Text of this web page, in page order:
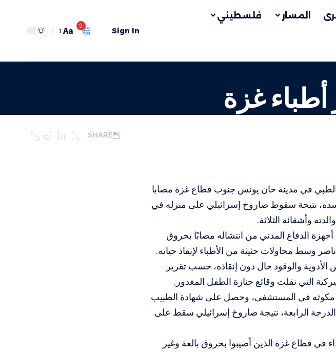
المسار فلسطيني
Sign In
9
Aa
غزة
SHARE
في مدينة خان يونس جنوب قطاع غزة مصابا
نتيجة سقوط صاروخ إسرائيلي على منزله في
تمكن أجهزة الدفاع المدني من انتشاله مصابًا بحروق
وسط محاولات حثيثة من الأطباء لإنقاذ حياته.
والوقود حال دون إنقاذه، حسب تقرير
التي نقلت وقائع جنازة الطفل المغدور.
مكوثه في المستشفى، وحصل على شهادة الطبيب
الرابعة، نتيجة صاروخ إسرائيلي سقط على
في قطاع غزة الذين أصيبوا بحروق بالغة وغير